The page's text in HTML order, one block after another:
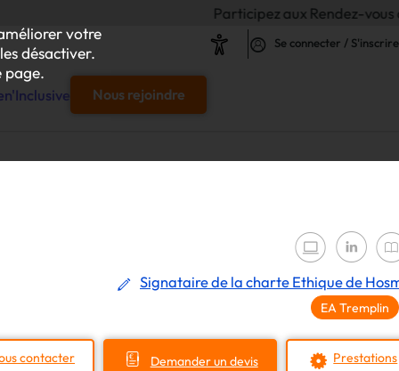
votre
désactiver.
page.
Participez aux Rendez-vous de
Se connecter / S'inscrire
autour de vos achats inclusifs
Nous rejoindre
Signataire de la charte Ethique de
EA Tremplin
contacter Demander un devis Prestations